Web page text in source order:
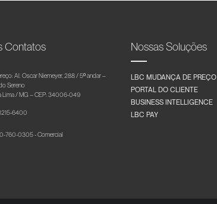
Contatos
Al. Oscar Niemeyer, 288 / 5º andar –
Sereno
Lima / MG – CEP: 34006-049
6400
760-0305 - Comercial
Nossas Soluções
LBC MUDANÇA DE PREÇO
PORTAL DO CLIENTE
BUSINESS INTELLIGENCE
LBC PAY